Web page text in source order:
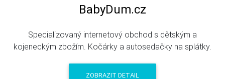
BabyDum.cz
Specializovaný internetový obchod s dětským a
kojeneckým zbožím. Kočárky a autosedačky na splátky.
ZOBRAZIT DETAIL